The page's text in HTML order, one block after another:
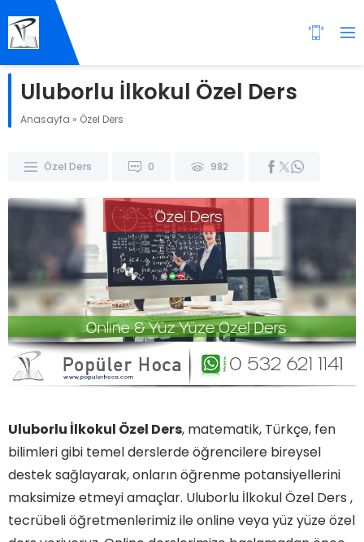
Uluborlu İlkokul Özel Ders
Anasayfa » Özel Ders
Özel Ders 0 982
Uluborlu İlkokul Özel Ders, matematik, Türkçe, fen
bilimleri gibi temel derslerde öğrencilere bireysel
destek sağlayarak, onların öğrenme potansiyellerini
maksimize etmeyi amaçlar. Uluborlu İlkokul Özel Ders ,
tecrübeli öğretmenlerimiz ile online veya yüz yüze özel